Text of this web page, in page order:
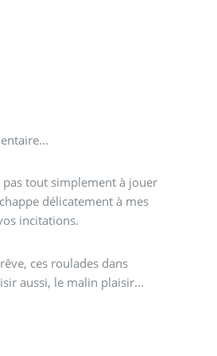
tout simplement à jouer
délicatement à mes
incitations.
ces roulades dans
aussi, le malin plaisir...